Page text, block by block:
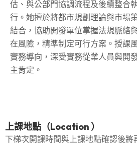
估、與公部門協調流程及後續整合
行。她擅於將都市規劃理論與市場
結合，協助開發單位掌握法規脈絡
在風險，精準制定可行方案。授課
實務導向，深受實務從業人員與開
主肯定。
上課地點（Location ）
下梯次開課時間與上課地點確認後將